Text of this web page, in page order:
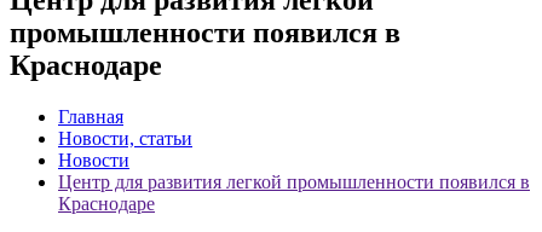
промышленности появился в
Краснодаре
Главная
Новости, статьи
Новости
Центр для развития легкой промышленности появился в
Краснодаре